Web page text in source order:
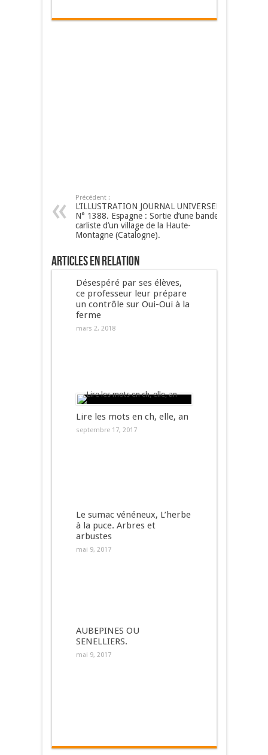
Précédent :
L’ILLUSTRATION JOURNAL UNIVERSEL
N° 1388. Espagne : Sortie d’une bande
carliste d’un village de la Haute-
Montagne (Catalogne).
Articles en relation
Désespéré par ses élèves,
ce professeur leur prépare
un contrôle sur Oui-Oui à la
ferme
mars 2, 2018
Lire les mots en ch, elle, an
septembre 17, 2017
Le sumac vénéneux, L’herbe
à la puce. Arbres et
arbustes
mai 9, 2017
AUBEPINES OU
SENELLIERS.
mai 9, 2017